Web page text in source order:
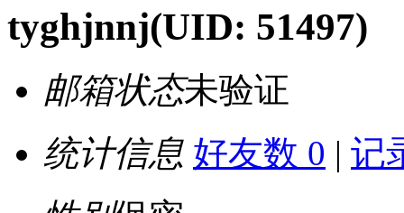
tyghjnnj(UID: 51497)
邮箱状态未验证
统计信息 好友数 0 | 记